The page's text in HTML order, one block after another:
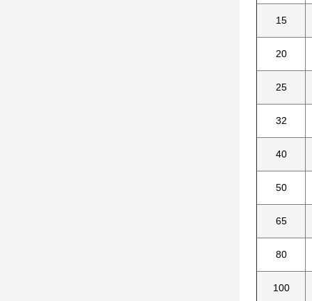
15
20
25
32
40
50
65
80
100